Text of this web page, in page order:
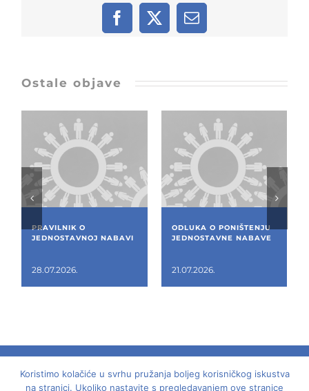
Facebook
X Email:
Ostale objave
PRAVILNIK O
JEDNOSTAVNOJ NABAVI
28.07.2026.
ODLUKA O PONIŠTENJU
JEDNOSTAVNE NABAVE
21.07.2026.
© 2018 -2026 | Dom mladih - Laginjina 15, Rijeka,
Koristimo kolačiće u svrhu pružanja boljeg korisničkog iskustva
na stranici. Ukoliko nastavite s pregledavanjem ove stranice